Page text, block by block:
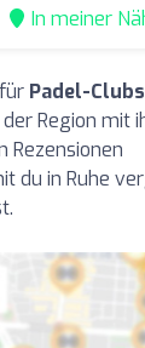
In meiner
Padel-
Region mit
Rezensionen
du in Ruhe